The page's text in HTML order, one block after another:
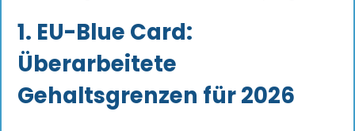
1. EU-Blue Card:
Überarbeitete
Gehaltsgrenzen für 2026